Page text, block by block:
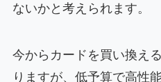
ないかと考えられます。
今からカードを買い換え
りますが、低予算で高性